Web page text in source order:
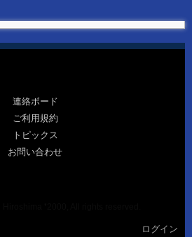
連絡ボード
ご利用規約
トピックス
お問い合わせ
ログイン